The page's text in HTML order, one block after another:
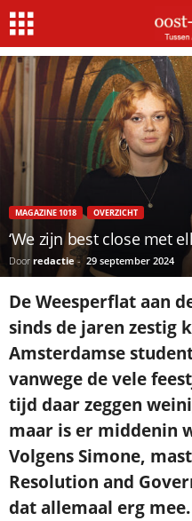
Home ‘We zijn best
MAGAZINE 1018 OVERZICHT
‘We zijn best close met
Door redactie- 29 september 2024
De Weesperflat aan
sinds de jaren zestig
Amsterdamse
vanwege de vele
tijd daar zeggen
maar is er middenin
Volgens Simone,
Resolution and
dat allemaal erg mee.